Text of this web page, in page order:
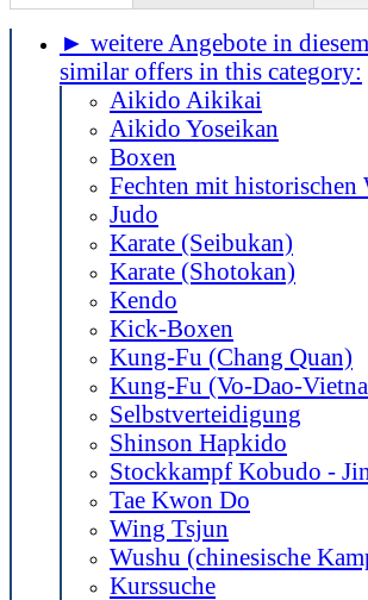
► weitere Angebote in
similar offers in this category:
Aikido Aikikai
Aikido Yoseikan
Boxen
Fechten mit historischen
Judo
Karate (Seibukan)
Karate (Shotokan)
Kendo
Kick-Boxen
Kung-Fu (Chang Quan)
Kung-Fu (Vo-Dao-
Selbstverteidigung
Shinson Hapkido
Stockkampf Kobudo -
Tae Kwon Do
Wing Tsjun
Wushu (chinesische
Kurssuche